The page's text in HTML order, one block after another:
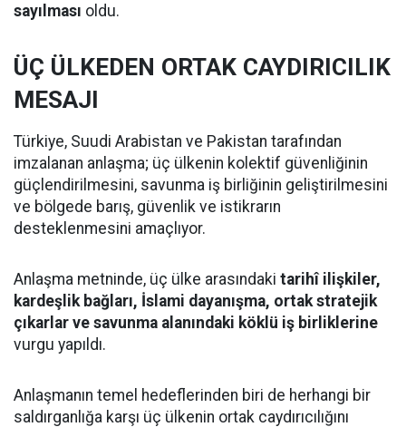
sayılması oldu.
ÜÇ ÜLKEDEN ORTAK CAYDIRICILIK
MESAJI
Türkiye, Suudi Arabistan ve Pakistan tarafından
imzalanan anlaşma; üç ülkenin kolektif güvenliğinin
güçlendirilmesini, savunma iş birliğinin geliştirilmesini
ve bölgede barış, güvenlik ve istikrarın
desteklenmesini amaçlıyor.
Anlaşma metninde, üç ülke arasındaki tarihî ilişkiler,
kardeşlik bağları, İslami dayanışma, ortak stratejik
çıkarlar ve savunma alanındaki köklü iş birliklerine
vurgu yapıldı.
Anlaşmanın temel hedeflerinden biri de herhangi bir
saldırganlığa karşı üç ülkenin ortak caydırıcılığını